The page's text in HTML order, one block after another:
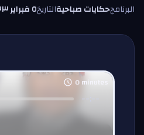
البرنامجحكايات صباحيةالتاريخ٥ فبراير ٢٠٢٣
0minutes
--:--